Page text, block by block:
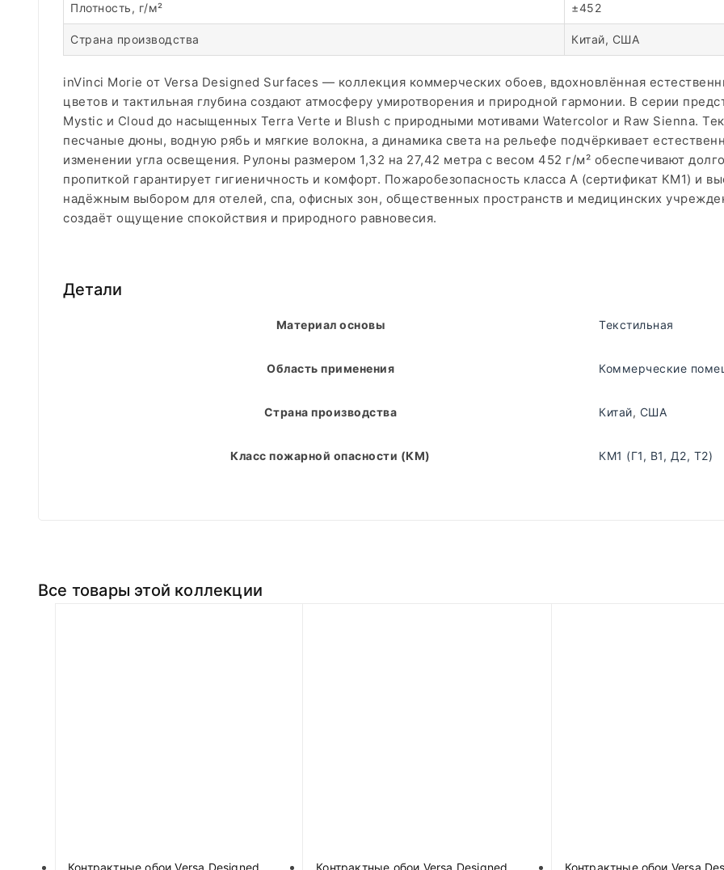
Плотность, г/м² ±452
Страна производства Китай, США
inVinci Morie от Versa Designed Surfaces — коллекция коммерческих обоев, вдохновлённая
цветов и тактильная глубина создают атмосферу умиротворения и природной гармонии. В серии
Mystic и Cloud до насыщенных Terra Verte и Blush с природными мотивами Watercolor и Raw Sienna.
песчаные дюны, водную рябь и мягкие волокна, а динамика света на рельефе подчёркивает
изменении угла освещения. Рулоны размером 1,32 на 27,42 метра с весом 452 г/м² обеспечивают
пропиткой гарантирует гигиеничность и комфорт. Пожаробезопасность класса А (сертификат КМ1) и
надёжным выбором для отелей, спа, офисных зон, общественных пространств и медицинских
создаёт ощущение спокойствия и природного равновесия.
Детали
Материал основы Текстильная
Область применения Коммерческие
Страна производства Китай, США
Класс пожарной опасности (КМ) КМ1 (Г1, В1, Д2, Т2)
Все товары этой коллекции
Контрактные обои Versa Designed
Контрактные обои Versa Designed
Контрактные обои Versa